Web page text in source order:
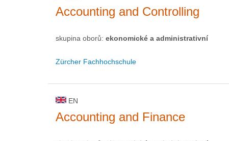
Accounting and Controlling
skupina oborů: ekonomické a administrativní
Zürcher Fachhochschule
EN
Accounting and Finance